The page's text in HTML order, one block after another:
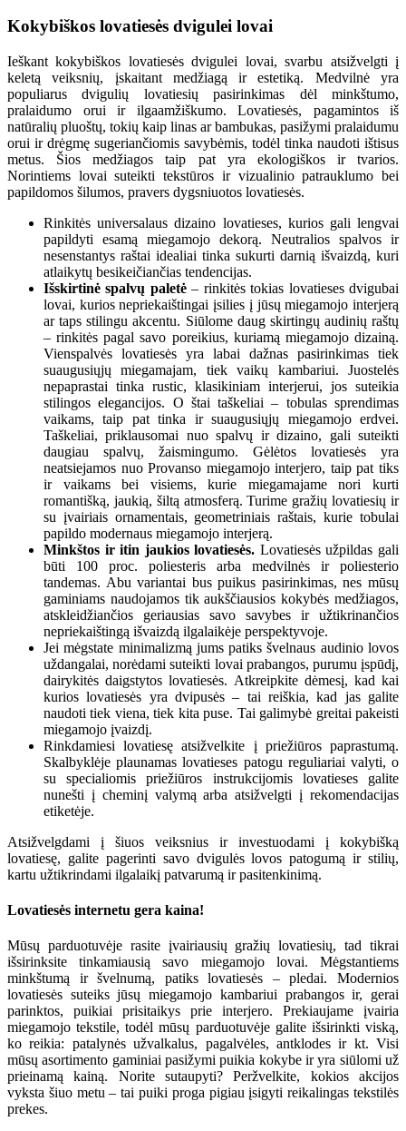
Kokybiškos lovatiesės dvigulei lovai
Ieškant kokybiškos lovatiesės dvigulei lovai, svarbu atsižvelgti į
keletą veiksnių, įskaitant medžiagą ir estetiką. Medvilnė yra
populiarus dvigulių lovatiesių pasirinkimas dėl minkštumo,
pralaidumo orui ir ilgaamžiškumo. Lovatiesės, pagamintos iš
natūralių pluoštų, tokių kaip linas ar bambukas, pasižymi pralaidumu
orui ir drėgmę sugeriančiomis savybėmis, todėl tinka naudoti ištisus
metus. Šios medžiagos taip pat yra ekologiškos ir tvarios.
Norintiems lovai suteikti tekstūros ir vizualinio patrauklumo bei
papildomos šilumos, pravers dygsniuotos lovatiesės.
Rinkitės universalaus dizaino lovatieses, kurios gali lengvai
papildyti esamą miegamojo dekorą. Neutralios spalvos ir
nesenstantys raštai idealiai tinka sukurti darnią išvaizdą, kuri
atlaikytų besikeičiančias tendencijas.
Išskirtinė spalvų paletė– rinkitės tokias lovatieses dvigubai
lovai, kurios nepriekaištingai įsilies į jūsų miegamojo interjerą
ar taps stilingu akcentu. Siūlome daug skirtingų audinių raštų
– rinkitės pagal savo poreikius, kuriamą miegamojo dizainą.
Vienspalvės lovatiesės yra labai dažnas pasirinkimas tiek
suaugusiųjų miegamajam, tiek vaikų kambariui. Juostelės
nepaprastai tinka rustic, klasikiniam interjerui, jos suteikia
stilingos elegancijos. O štai taškeliai – tobulas sprendimas
vaikams, taip pat tinka ir suaugusiųjų miegamojo erdvei.
Taškeliai, priklausomai nuo spalvų ir dizaino, gali suteikti
daugiau spalvų, žaismingumo. Gėlėtos lovatiesės yra
neatsiejamos nuo Provanso miegamojo interjero, taip pat tiks
ir vaikams bei visiems, kurie miegamajame nori kurti
romantišką, jaukią, šiltą atmosferą. Turime gražių lovatiesių ir
su įvairiais ornamentais, geometriniais raštais, kurie tobulai
papildo modernaus miegamojo interjerą.
Minkštos ir itin jaukios lovatiesės. Lovatiesės užpildas gali
būti 100 proc. poliesteris arba medvilnės ir poliesterio
tandemas. Abu variantai bus puikus pasirinkimas, nes mūsų
gaminiams naudojamos tik aukščiausios kokybės medžiagos,
atskleidžiančios geriausias savo savybes ir užtikrinančios
nepriekaištingą išvaizdą ilgalaikėje perspektyvoje.
Jei mėgstate minimalizmą jums patiks švelnaus audinio lovos
uždangalai, norėdami suteikti lovai prabangos, purumu įspūdį,
dairykitės daigstytos lovatiesės. Atkreipkite dėmesį, kad kai
kurios lovatiesės yra dvipusės – tai reiškia, kad jas galite
naudoti tiek viena, tiek kita puse. Tai galimybė greitai pakeisti
miegamojo įvaizdį.
Rinkdamiesi lovatiesę atsižvelkite į priežiūros paprastumą.
Skalbyklėje plaunamas lovatieses patogu reguliariai valyti, o
su specialiomis priežiūros instrukcijomis lovatieses galite
nunešti į cheminį valymą arba atsižvelgti į rekomendacijas
etiketėje.
Atsižvelgdami į šiuos veiksnius ir investuodami į kokybišką
lovatiesę, galite pagerinti savo dvigulės lovos patogumą ir stilių,
kartu užtikrindami ilgalaikį patvarumą ir pasitenkinimą.
Lovatiesės internetu gera kaina!
Mūsų parduotuvėje rasite įvairiausių gražių lovatiesių, tad tikrai
išsirinksite tinkamiausią savo miegamojo lovai. Mėgstantiems
minkštumą ir švelnumą, patiks lovatiesės – pledai. Modernios
lovatiesės suteiks jūsų miegamojo kambariui prabangos ir, gerai
parinktos, puikiai prisitaikys prie interjero. Prekiaujame įvairia
miegamojo tekstile, todėl mūsų parduotuvėje galite išsirinkti viską,
ko reikia: patalynės užvalkalus, pagalvėles, antklodes ir kt. Visi
mūsų asortimento gaminiai pasižymi puikia kokybe ir yra siūlomi už
prieinamą kainą. Norite sutaupyti? Peržvelkite, kokios akcijos
vyksta šiuo metu – tai puiki proga pigiau įsigyti reikalingas tekstilės
prekes.